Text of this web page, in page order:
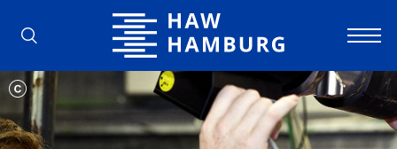
Hochschule für Angewandte